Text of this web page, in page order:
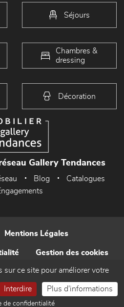
Séjours
Chambres &
dressing
Décoration
Gallery Tendances
Blog
Catalogues
Mentions Légales
Gestion des cookies
Contact
WEB Enseignes
sur ce site pour améliorer votre
Interdire Plus d'informations
de confidentialité